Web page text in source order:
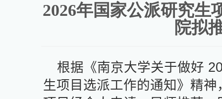
2026年国家公派研究生
院拟
根据 《南京大学关于做好
生项目选派工作的通知 》 精神